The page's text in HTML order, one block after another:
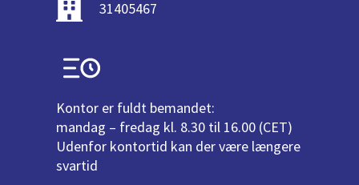
31405467
Kontor er fuldt bemandet:
mandag – fredag kl. 8.30 til 16.00 (CET)
Udenfor kontortid kan der være længere
svartid